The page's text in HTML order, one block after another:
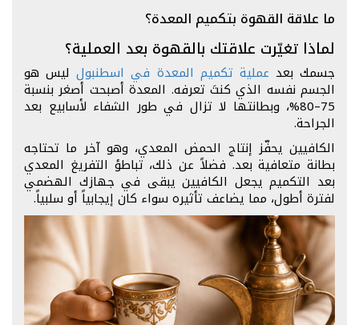
ما علاقة القهوة بتكميم المعدة؟
لماذا تغيّرت علاقتك بالقهوة بعد العملية؟
جسمك بعد عملية تكميم المعدة في اسطنبولليس هو
الجسم نفسه الذي كنتَ تعرفه. المعدة أصبحت أصغر بنسبة
75–80%، وبطانتها لا تزال في طور الشفاء لأسابيع بعد
الجراحة.
الكافيين يحفّز إنتاج الحمض المعدي، وهو آخر ما تحتاجه
بطانة متعافية بعد. فضلاً عن ذلك، تباطؤ التفريغ المعدي
بعد التكميم يجعل الكافيين يبقى في جهازك الهضمي
لفترة أطول، مما يضاعف تأثيره سواء كان إيجابياً أو سلبياً.